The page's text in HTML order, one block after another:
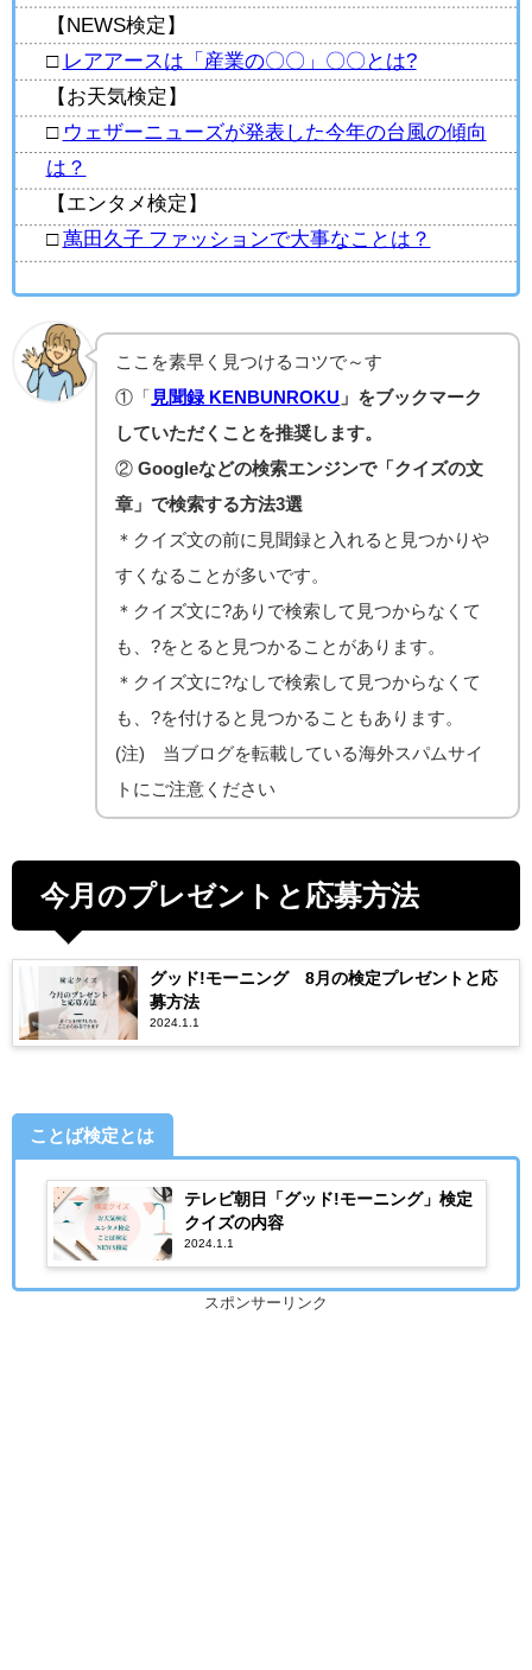
【NEWS検定】
□ レアアースは「産業の〇〇」〇〇とは?
【お天気検定】
□ ウェザーニューズが発表した今年の台風の傾向
は？
【エンタメ検定】
□萬田久子 ファッションで大事なことは？
ここを素早く見つけるコツで～す
①「 見聞録 KENBUNROKU 」をブックマーク
していただくことを推奨します。
②Googleなどの検索エンジンで「クイズの文
章」で検索する方法3選
＊クイズ文の前に見聞録と入れると見つかりや
すくなることが多いです。
＊クイズ文に?ありで検索して見つからなくて
も、?をとると見つかることがあります。
＊クイズ文に?なしで検索して見つからなくて
も、?を付けると見つかることもあります。
(注) 当ブログを転載している海外スパムサイ
トにご注意ください
今月のプレゼントと応募方法
グッド!モーニング 8月の検定プレゼントと応
募方法
2024.1.1
ことば検定とは
テレビ朝日「グッド!モーニング」検定
クイズの内容
2024.1.1
スポンサーリンク